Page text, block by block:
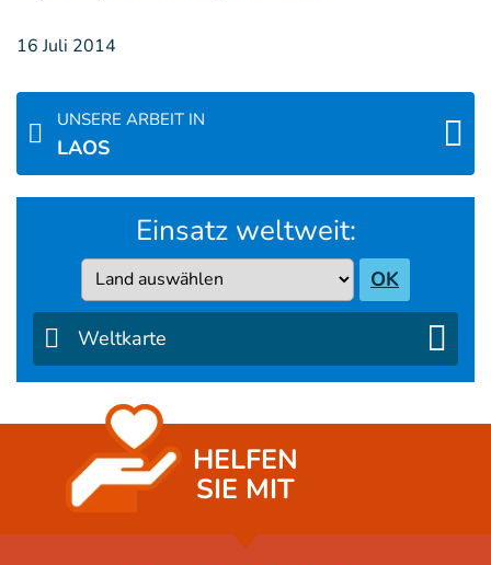
16 Juli 2014
UNSERE ARBEIT IN
LAOS
Einsatz weltweit:
Country OK
Weltkarte
HELFEN
SIE MIT